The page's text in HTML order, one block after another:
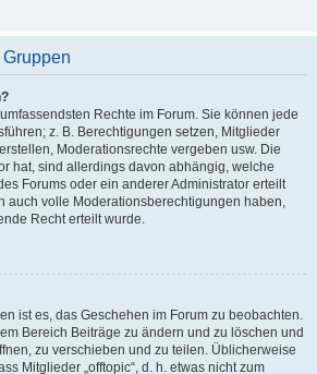
Rechte im Forum. Sie können jede
z. B. Berechtigungen setzen, Mitglieder
Moderationsrechte vergeben usw. Die
hat, sind allerdings davon abhängig, welche
Forums oder ein anderer Administrator erteilt
auch volle Moderationsberechtigungen haben,
Recht erteilt wurde.
ist es, das Geschehen im Forum zu beobachten.
Bereich Beiträge zu ändern und zu löschen und
zu verschieben und zu teilen. Üblicherweise
Mitglieder „offtopic“, d. h. etwas nicht zum